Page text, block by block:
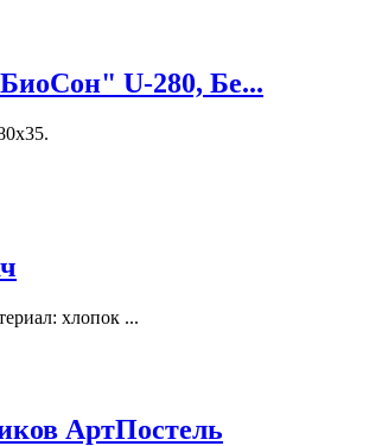
U-280, Бе...
хлопок ...
АртПостель